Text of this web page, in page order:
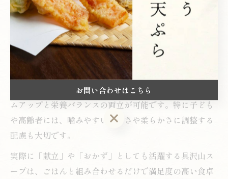
す。
具沢山スープで家族も満足する和食メニュー
家族全員が満足する和食の具沢山スープメニューは、主
菜にも副菜にもなり得る万能さが魅力です。豚肉や鶏
肉、豆腐などのタンパク質源を加えることで、ボリュー
ムアップと栄養バランスの両立が可能です。特に子ども
や高齢者には、噛みやすい大きさや柔らかさに調整する
配慮も大切です。
実際に「献立」や「おかず」としても活躍する具沢山ス
ープは、ごはんと組み合わせるだけで満足度の高い食卓
お問い合わせはこちら
お問い合わせはこちら